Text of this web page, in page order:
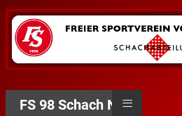
FS 98 Schach News
≡